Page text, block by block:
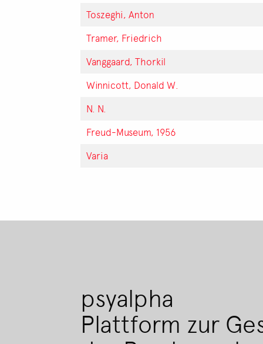
Toszeghi, Anton
Tramer, Friedrich
Vanggaard, Thorkil
Winnicott, Donald W.
N. N.
Freud-Museum, 1956
Varia
psyalpha
Plattform zur